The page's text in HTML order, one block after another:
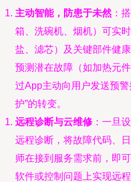
主动智能，防患于未然：
箱、洗碗机、烟机）可实
盐、滤芯）及关键部件健
预测潜在故障（如加热元
过App主动向用户发送预警
护”的转变。
远程诊断与云维修 ：一旦
远程诊断，将故障代码、
师在接到服务需求前，即
软件或控制问题上实现远